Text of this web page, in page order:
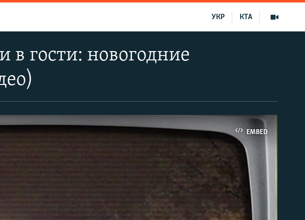
КТА
УКР
гости: новогодние
EMBED